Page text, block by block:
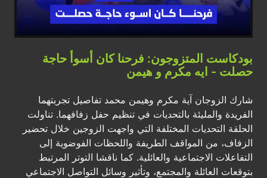
بودكاست المتزوجون: فرحنا كان أسوأ حاجة
حصلت - ايه مكرم و هيمن
شارك الزوجان آية مكرم وهيمن محمد تفاصيل تجربتهما
الفريدة والمليئة بالتحديات في تنظيم حفل زفافهما. تناولت
الحلقة التحديات المختلفة التي واجهت الزوجين خلال تحضير
الزفاف، من المواقف الطريفة واللحظات الفوضوية إلى
التفاعلات الاجتماعية والعائلية. كما ناقشا التوتر المرتبط
بتوقعات العائلة والمجتمع، وتأثير وسائل التواصل الاجتماعي